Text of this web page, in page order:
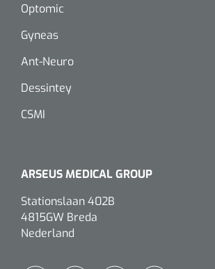
Optomic
Gyneas
Ant-Neuro
Dessintey
CSMI
ARSEUS MEDICAL GROUP
Stationslaan 402B
4815GW Breda
Nederland